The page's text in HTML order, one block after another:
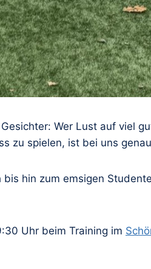
Wer Lust auf viel
zu spielen, ist bei uns
hin zum emsigen
Uhr beim Training im